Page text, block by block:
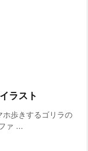
ラスト
ホ歩きするゴリラの
ァ ...